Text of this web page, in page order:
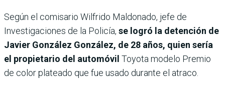
Según el comisario Wilfrido Maldonado, jefe de
Investigaciones de la Policía, se logró la detención de
Javier González González, de 28 años, quien sería
el propietario del automóvil Toyota modelo Premio
de color plateado que fue usado durante el atraco.